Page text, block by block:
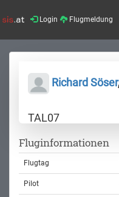
Login Flugmeldung
Richard Söser
TAL07
Fluginformationen
Flugtag
Pilot